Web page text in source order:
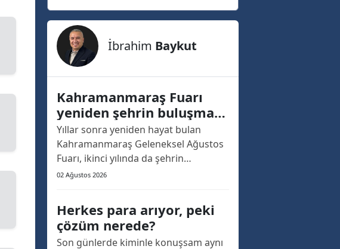
İbrahim Baykut
Kahramanmaraş Fuarı
yeniden şehrin buluşma
noktası oldu
Yıllar sonra yeniden hayat bulan
Kahramanmaraş Geleneksel Ağustos
Fuarı, ikinci yılında da şehrin
hafızasına kazınacak bir açılışa sahne
fuar, bu yıl Eypio konseriyle kapılarını
açarken adeta Kahramanmaraş'ın
ortak buluşma a...
02 Ağustos 2026
Herkes para arıyor, peki
çözüm nerede?
Son günlerde kiminle konuşsam aynı